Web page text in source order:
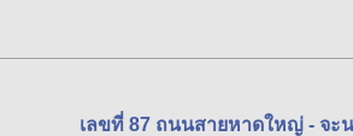
เลขที่ 87 ถนนสายหาดใหญ่ - จ